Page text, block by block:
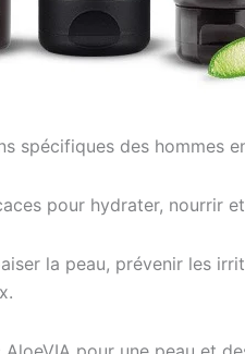
spécifiques des hommes
pour hydrater, nourrir
la peau, prévenir les